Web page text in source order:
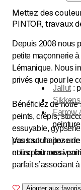
Mettez des
PINTOR, travaux
Depuis 2008 nous
petite maçonnerie
Lémanique. Nous
privés que pour le
Bénéficiez de
peints, crépis,
essuyable,
pas tout : la pose
et lino fait aussi
Afin de vous offrir
Jallut:
Sikkens
Farrow
Vous souhaitez
nous pourrons
parfait s’associant
Ajouter aux favoris